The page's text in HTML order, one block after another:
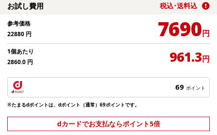
お試し費用 税込･送料込
参考価格
22880 円 7690円
1個あたり
2860.0 円 961.3円
69 ポイント
※たまるdポイントは、dポイント（通常）69ポイントです。
dカードでお支払ならポイント5倍